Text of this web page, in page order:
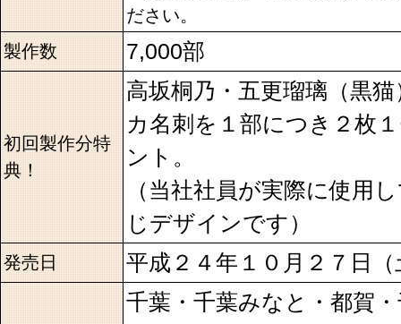
ださい。
製作数
7,000部
初回製作分特
典！
高坂桐乃・五更瑠璃（黒
カ名刺を１部につき２枚
ント。
（当社社員が実際に使用
じデザインです）
発売日
平成２４年１０月２７日（
千葉・千葉みなと・都賀